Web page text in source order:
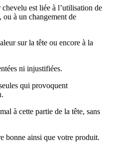
est liée à l’utilisation de
ou à un changement de
sur la tête ou encore à la
ni injustifiées.
qui provoquent
à cette partie de la tête, sans
bonne ainsi que votre produit.